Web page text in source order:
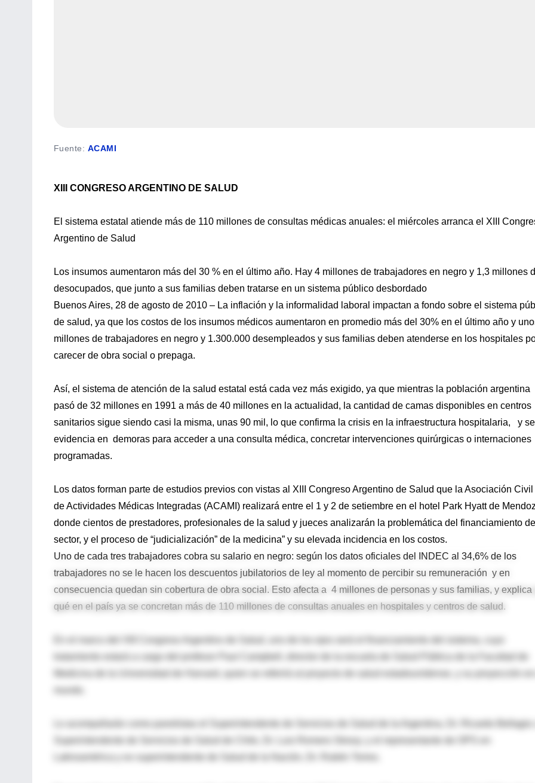
Fuente: ACAMI
XIII CONGRESO ARGENTINO DE SALUD
El sistema estatal atiende más de 110 millones de consultas médicas anuales: el miércoles arranca el XIII
Argentino de Salud
Los insumos aumentaron más del 30 % en el último año. Hay 4 millones de trabajadores en negro y 1,3 millones
desocupados, que junto a sus familias deben tratarse en un sistema público desbordado
Buenos Aires, 28 de agosto de 2010 – La inflación y la informalidad laboral impactan a fondo sobre el sistema
de salud, ya que los costos de los insumos médicos aumentaron en promedio más del 30% en el último año y
millones de trabajadores en negro y 1.300.000 desempleados y sus familias deben atenderse en los hospitales
carecer de obra social o prepaga.
Así, el sistema de atención de la salud estatal está cada vez más exigido, ya que mientras la población argentina
pasó de 32 millones en 1991 a más de 40 millones en la actualidad, la cantidad de camas disponibles en centros
sanitarios sigue siendo casi la misma, unas 90 mil, lo que confirma la crisis en la infraestructura hospitalaria, y se
evidencia en demoras para acceder a una consulta médica, concretar intervenciones quirúrgicas o internaciones
programadas.
Los datos forman parte de estudios previos con vistas al XIII Congreso Argentino de Salud que la Asociación Civil
de Actividades Médicas Integradas (ACAMI) realizará entre el 1 y 2 de setiembre en el hotel Park Hyatt de
donde cientos de prestadores, profesionales de la salud y jueces analizarán la problemática del financiamiento
sector, y el proceso de “judicialización” de la medicina” y su elevada incidencia en los costos.
Uno de cada tres trabajadores cobra su salario en negro: según los datos oficiales del INDEC al 34,6% de los
trabajadores no se le hacen los descuentos jubilatorios de ley al momento de percibir su remuneración y en
consecuencia quedan sin cobertura de obra social. Esto afecta a 4 millones de personas y sus familias, y explica
qué en el país ya se concretan más de 110 millones de consultas anuales en hospitales y centros de salud.
En el marco del XIII Congreso Argentino de Salud, uno de los ejes será el financiamiento del sistema, cuyo
tratamiento estará a cargo del profesor Paul Campbell, director de la escuela de Salud Pública de la Facultad de
Lo acompañarán como panelistas el Superintendente de Servicios de Salud de la Argentina, Dr. Ricardo
Superintendente de Servicios de Salud de Chile, Dr. Luis Romero Strooy; y el representante de OPS en
Latinoamérica y ex superintendente de Salud de la Nación, Dr. Rubén Torres.